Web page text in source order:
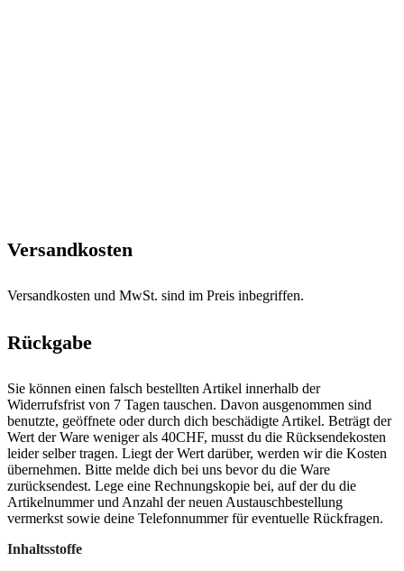
Versandkosten
Versandkosten und MwSt. sind im Preis inbegriffen.
Rückgabe
Sie können einen falsch bestellten Artikel innerhalb der
Widerrufsfrist von 7 Tagen tauschen. Davon ausgenommen sind
benutzte, geöffnete oder durch dich beschädigte Artikel. Beträgt der
Wert der Ware weniger als 40CHF, musst du die Rücksendekosten
leider selber tragen. Liegt der Wert darüber, werden wir die Kosten
übernehmen. Bitte melde dich bei uns bevor du die Ware
zurücksendest. Lege eine Rechnungskopie bei, auf der du die
Artikelnummer und Anzahl der neuen Austauschbestellung
vermerkst sowie deine Telefonnummer für eventuelle Rückfragen.
Inhaltsstoffe